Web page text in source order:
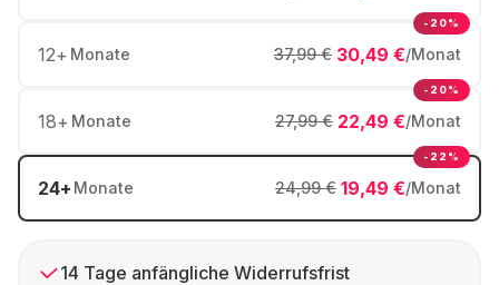
12+ Monate 30,49 €/Monat
37,99 €
-20%
18+ Monate 22,49 €/Monat
27,99 €
-20%
24+ Monate 19,49 €/Monat
24,99 €
-22%
14 Tage anfängliche Widerrufsfrist